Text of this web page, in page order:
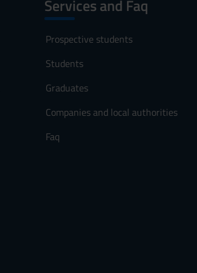
Services and Faq
Prospective students
Students
Graduates
Companies and local authorities
Faq